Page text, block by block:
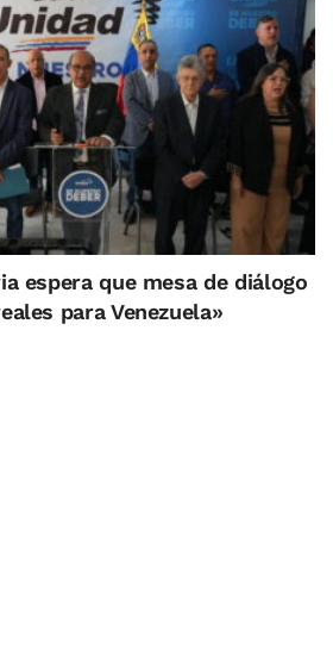
espera que mesa de diálogo
para Venezuela»